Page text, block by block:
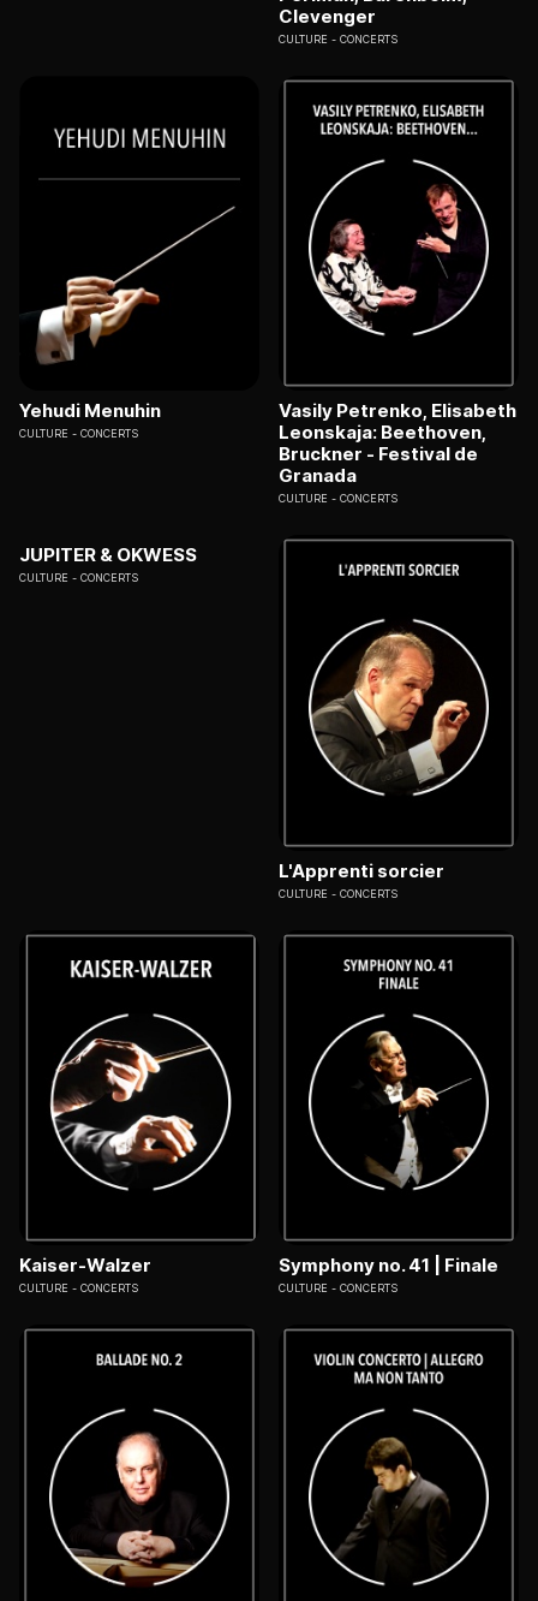
Clevenger
CULTURE CONCERTS
Yehudi Menuhin
CULTURE CONCERTS
Vasily Petrenko, Elisabeth
Leonskaja: Beethoven,
Bruckner - Festival de
Granada
CULTURE CONCERTS
JUPITER & OKWESS
CULTURE CONCERTS
L'Apprenti sorcier
CULTURE CONCERTS
Kaiser-Walzer
CULTURE CONCERTS
Symphony no. 41 | Finale
CULTURE CONCERTS